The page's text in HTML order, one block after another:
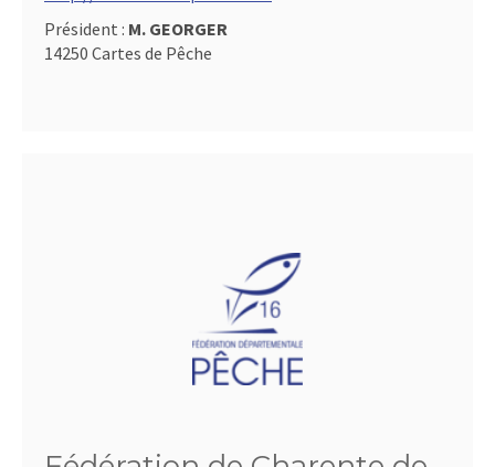
Président : M. GEORGER
14250 Cartes de Pêche